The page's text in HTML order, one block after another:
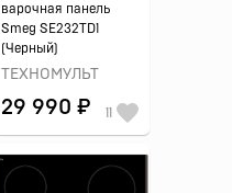
варочная панель
Smeg SE232TD1
(Черный)
ТЕХНОМУЛЬТ
29 990 ₽ 11